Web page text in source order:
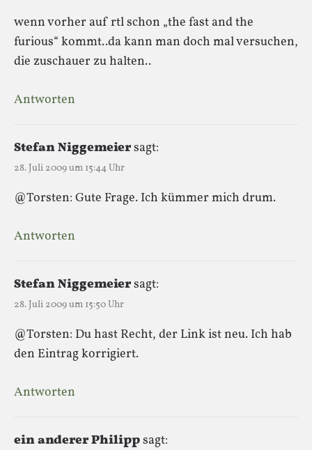
wenn vorher auf rtl schon „the fast and the
furious“ kommt..da kann man doch mal versuchen,
die zuschauer zu halten..
Antworten
Stefan Niggemeiersagt:
28. Juli 2009 um 15:44 Uhr
@Torsten: Gute Frage. Ich kümmer mich drum.
Antworten
Stefan Niggemeiersagt:
28. Juli 2009 um 15:50 Uhr
@Torsten: Du hast Recht, der Link ist neu. Ich hab
den Eintrag korrigiert.
Antworten
ein anderer Philippsagt: